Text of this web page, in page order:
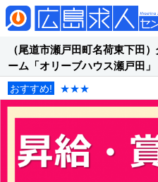
（尾道市瀬戸田町名荷東下田
ーム「オリーブハウス瀬戸田
おすすめ! ★★★